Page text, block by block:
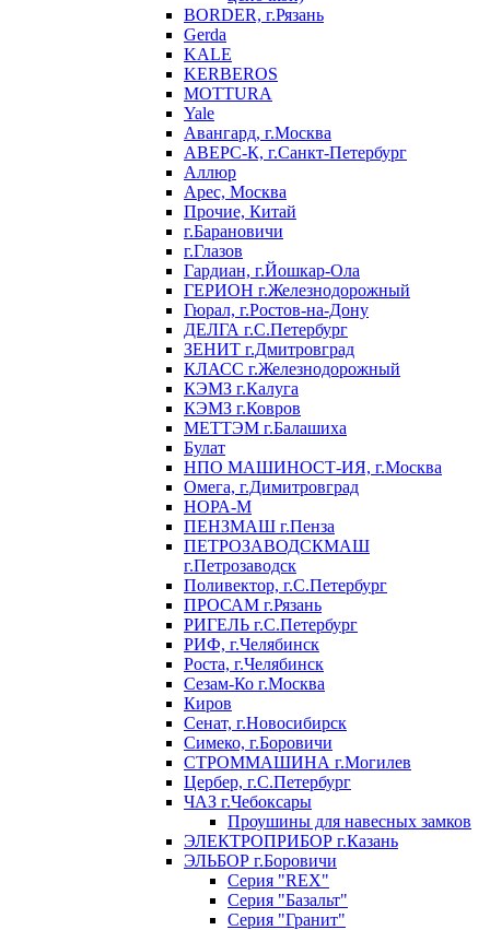
BORDER, г.Рязань
Gerda
KALE
KERBEROS
MOTTURA
Yale
Авангард, г.Москва
АВЕРС-К, г.Санкт-Петербург
Аллюр
Арес, Москва
Прочие, Китай
г.Барановичи
г.Глазов
Гардиан, г.Йошкар-Ола
ГЕРИОН г.Железнодорожный
Гюрал, г.Ростов-на-Дону
ДЕЛГА г.С.Петербург
ЗЕНИТ г.Дмитровград
КЛАСС г.Железнодорожный
КЭМЗ г.Калуга
КЭМЗ г.Ковров
МЕТТЭМ г.Балашиха
Булат
НПО МАШИНОСТ-ИЯ, г.Москва
Омега, г.Димитровград
НОРА-М
ПЕНЗМАШ г.Пенза
ПЕТРОЗАВОДСКМАШ
г.Петрозаводск
Поливектор, г.С.Петербург
ПРОСАМ г.Рязань
РИГЕЛЬ г.С.Петербург
РИФ, г.Челябинск
Роста, г.Челябинск
Сезам-Ко г.Москва
Киров
Сенат, г.Новосибирск
Симеко, г.Боровичи
СТРОММАШИНА г.Могилев
Цербер, г.С.Петербург
ЧАЗ г.Чебоксары
Проушины для навесных замков
ЭЛЕКТРОПРИБОР г.Казань
ЭЛЬБОР г.Боровичи
Серия "REX"
Серия "Базальт"
Серия "Гранит"